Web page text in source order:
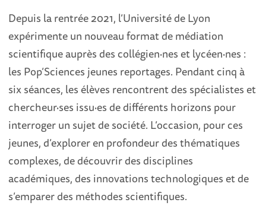
Depuis la rentrée 2021, l’Université de Lyon
expérimente un nouveau format de médiation
scientifique auprès des collégien·nes et lycéen·nes :
les Pop’Sciences jeunes reportages. Pendant cinq à
six séances, les élèves rencontrent des spécialistes et
chercheur·ses issu·es de différents horizons pour
interroger un sujet de société. L’occasion, pour ces
jeunes, d’explorer en profondeur des thématiques
complexes, de découvrir des disciplines
académiques, des innovations technologiques et de
s’emparer des méthodes scientifiques.